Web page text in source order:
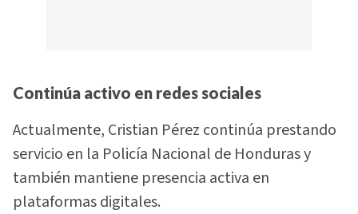
Continúa activo en redes sociales
Actualmente, Cristian Pérez continúa prestando
servicio en la Policía Nacional de Honduras y
también mantiene presencia activa en
plataformas digitales.